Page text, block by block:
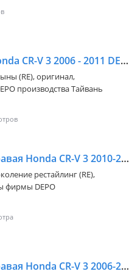
Фара противотуманная Honda CR-V 3 2006 - 2011 DEPO
(RE), оригинал,
производства Тайвань
Фара противотуманная правая Honda CR-V 3 2010-2012
рестайлинг (RE),
фирмы DEPO
Фара противотуманная правая Honda CR-V 3 2006-2009 DEPO